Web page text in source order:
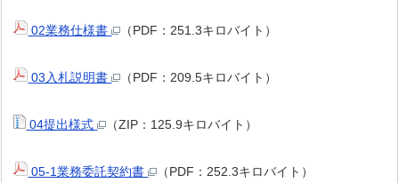
02業務仕様書 （PDF：251.3キロバイト）
03入札説明書 （PDF：209.5キロバイト）
04提出様式 （ZIP：125.9キロバイト）
05-1業務委託契約書 （PDF：252.3キロバイト）